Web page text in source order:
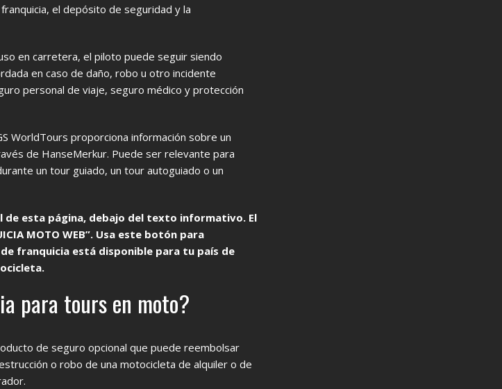
el depósito de seguridad y la
en carretera, el piloto puede seguir siendo
en caso de daño, robo u otro incidente
personal de viaje, seguro médico y protección
WorldTours proporciona información sobre un
de HanseMerkur. Puede ser relevante para
un tour guiado, un tour autoguiado o un
esta página, debajo del texto informativo. El
MOTO WEB”. Usa este botón para
franquicia está disponible para tu país de
para tours en moto?
de seguro opcional que puede reembolsar
o robo de una motocicleta de alquiler o de